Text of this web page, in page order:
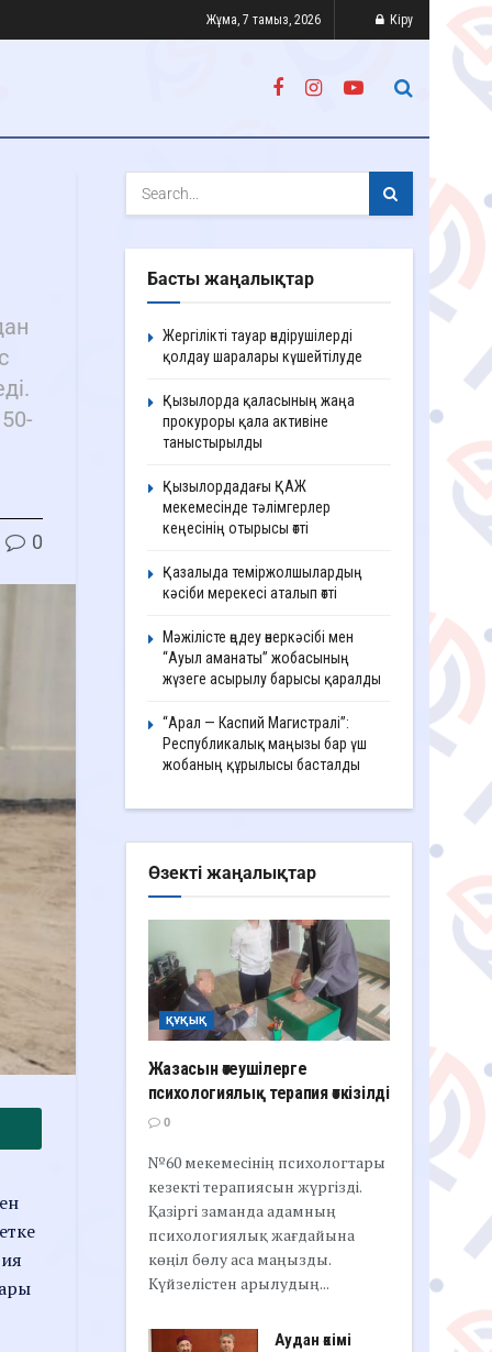
Жұма, 7 тамыз, 2026 Кіру
0
Басты жаңалықтар
Жергілікті тауар өндірушілерді
қолдау шаралары күшейтілуде
Қызылорда қаласының жаңа
прокуроры қала активіне
таныстырылды
Қызылордадағы ҚАЖ
мекемесінде тәлімгерлер
кеңесінің отырысы өтті
Қазалыда теміржолшылардың
кәсіби мерекесі аталып өтті
Мәжілісте өңдеу өнеркәсібі мен
“Ауыл аманаты” жобасының
жүзеге асырылу барысы қаралды
“Арал — Каспий Магистралі”:
Республикалық маңызы бар үш
жобаның құрылысы басталды
Өзекті жаңалықтар
ҚҰҚЫҚ
Жазасын өтеушілерге
психологиялық терапия өткізілді
0
№60 мекемесінің психологтары
кезекті терапиясын жүргізді.
Қазіргі заманда адамның
психологиялық жағдайына
көңіл бөлу аса маңызды.
Күйзелістен арылудың...
Аудан әкімі